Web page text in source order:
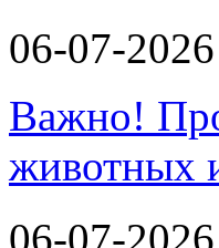
06-07-2026
Важно!
животных
06-07-2026